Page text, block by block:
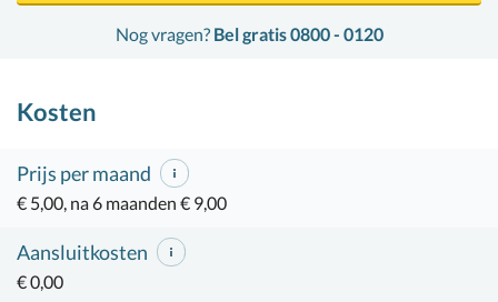
Nog vragen? Bel gratis 0800 - 0120
Kosten
Prijs per maand
€ 5,00, na 6 maanden € 9,00
Aansluitkosten
€ 0,00